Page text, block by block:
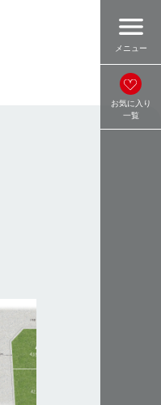
お気に入り
一覧
menu
メニュー